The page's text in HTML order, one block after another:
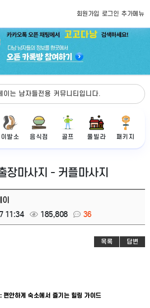
회원가입 로그인 추가메뉴
이는 남자들전용 커뮤니티입니다.
이발소 음식점 골프 풀빌라 패키지
장마사지 - 커플마사지
이
11:34
185,808 36
목록 답변
편안하게 숙소에서 즐기는 힐링 가이드